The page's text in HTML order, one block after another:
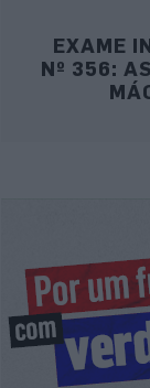
EXAME
Nº 356: